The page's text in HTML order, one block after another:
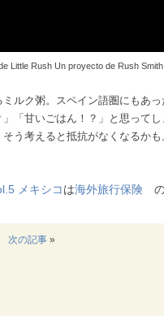
Little Rush Un proyecto de Rush Smith
ルク粥。スペイン語圏にもあっ
「甘いごはん！？」と思って
う考えると抵抗がなくなるか
メキシコは海外旅行保険
次の記事»